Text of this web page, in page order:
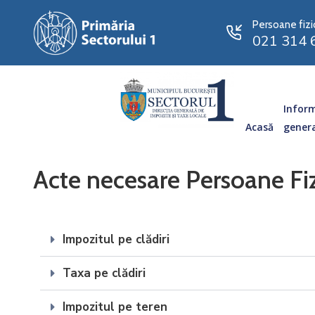
Persoane
021 314
Acasă
Acte necesare Persoane
Impozitul pe clădiri
Taxa pe clădiri
Impozitul pe teren